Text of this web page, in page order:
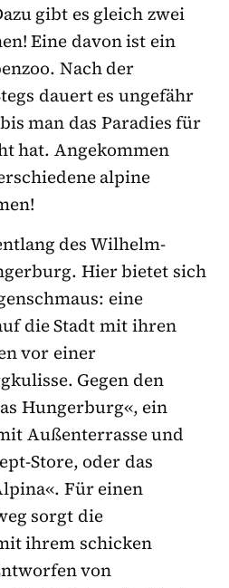
gibt es gleich zwei
Eine davon ist ein
Nach der
dauert es ungefähr
man das Paradies für
hat. Angekommen
alpine
des Wilhelm-
Hier bietet sich
eine
die Stadt mit ihren
vor einer
Gegen den
Hungerburg«, ein
Außenterrasse und
Store, oder das
Für einen
sorgt die
ihrem schicken
von